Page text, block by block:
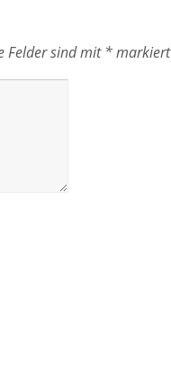
Felder sind mit*markiert